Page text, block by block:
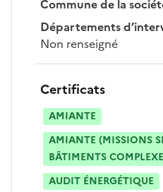
Commune de la
Départements
Non renseigné
Certificats
AMIANTE
AMIANTE (MISSIONS
BÂTIMENTS
AUDIT ÉNERGÉTIQUE